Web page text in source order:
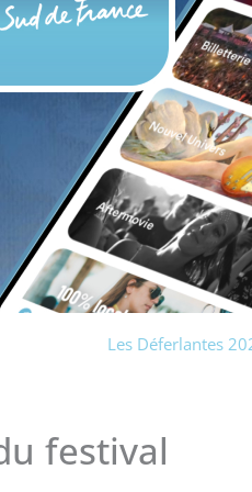
Les Déferlantes
festival